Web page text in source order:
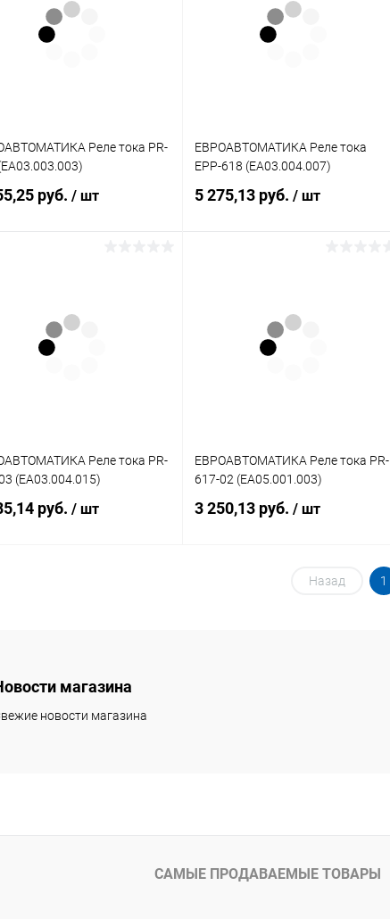
Купить в 1 клик
В избранное
Купить в 1 клик
В избранное
Реле тока PR-
руб. / шт
Купить в 1 клик
В избранное
ЕВРОАВТОМАТИКА Реле тока
EPP-618 (EA03.004.007)
5 275,13 руб. / шт
Купить в 1 клик
В избранное
Реле тока PR-
(EA03.004.015)
руб. / шт
ЕВРОАВТОМАТИКА Реле тока PR-
617-02 (EA05.001.003)
3 250,13 руб. / шт
Подписаться
Назад 1
магазина
новости магазина
САМЫЕ ПРОДАВАЕМЫЕ ТОВАРЫ